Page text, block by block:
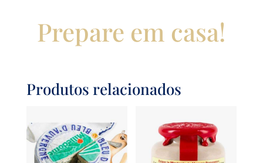
Prepare em casa!
Produtos relacionados